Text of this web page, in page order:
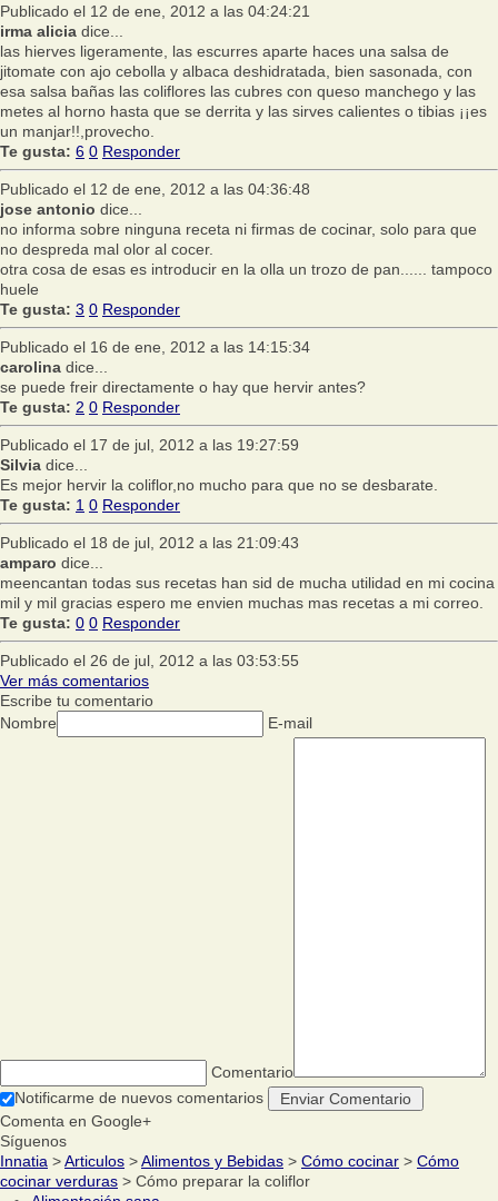
Publicado el 12 de ene, 2012 a las 04:24:21
irma alicia dice...
las hierves ligeramente, las escurres aparte haces una salsa de
jitomate con ajo cebolla y albaca deshidratada, bien sasonada, con
esa salsa bañas las coliflores las cubres con queso manchego y las
metes al horno hasta que se derrita y las sirves calientes o tibias ¡¡es
un manjar!!,provecho.
Te gusta: 6 0 Responder
Publicado el 12 de ene, 2012 a las 04:36:48
jose antonio dice...
no informa sobre ninguna receta ni firmas de cocinar, solo para que
no despreda mal olor al cocer.
otra cosa de esas es introducir en la olla un trozo de pan...... tampoco
huele
Te gusta: 3 0 Responder
Publicado el 16 de ene, 2012 a las 14:15:34
carolina dice...
se puede freir directamente o hay que hervir antes?
Te gusta: 2 0 Responder
Publicado el 17 de jul, 2012 a las 19:27:59
Silvia dice...
Es mejor hervir la coliflor,no mucho para que no se desbarate.
Te gusta: 1 0 Responder
Publicado el 18 de jul, 2012 a las 21:09:43
amparo dice...
meencantan todas sus recetas han sid de mucha utilidad en mi cocina
mil y mil gracias espero me envien muchas mas recetas a mi correo.
Te gusta: 0 0 Responder
Publicado el 26 de jul, 2012 a las 03:53:55
Ver más comentarios
Escribe tu comentario
Nombre
E-mail
Comentario
Notificarme de nuevos comentarios
Comenta en Google+
Síguenos
Innatia >Articulos >Alimentos y Bebidas > Cómo cocinar > Cómo
cocinar verduras > Cómo preparar la coliflor